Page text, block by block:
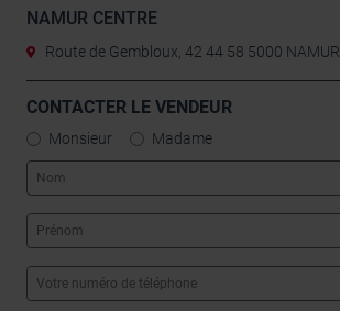
NAMUR CENTRE
Route de Gembloux, 42 44 58 5000 NAMUR
CONTACTER LE VENDEUR
Monsieur Madame